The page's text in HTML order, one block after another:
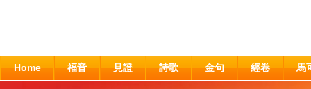
Home 福音 見證 詩歌 金句 經卷 馬